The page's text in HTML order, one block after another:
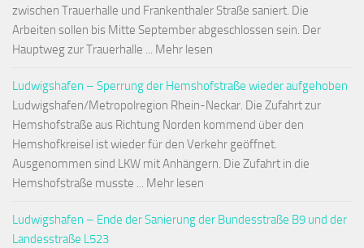
zwischen Trauerhalle und Frankenthaler Straße saniert. Die
Arbeiten sollen bis Mitte September abgeschlossen sein. Der
Hauptweg zur Trauerhalle ... Mehr lesen
Ludwigshafen – Sperrung der Hemshofstraße wieder aufgehoben
Ludwigshafen/Metropolregion Rhein-Neckar. Die Zufahrt zur
Hemshofstraße aus Richtung Norden kommend über den
Hemshofkreisel ist wieder für den Verkehr geöffnet.
Ausgenommen sind LKW mit Anhängern. Die Zufahrt in die
Hemshofstraße musste ... Mehr lesen
Ludwigshafen – Ende der Sanierung der Bundesstraße B9 und der
Landesstraße L523